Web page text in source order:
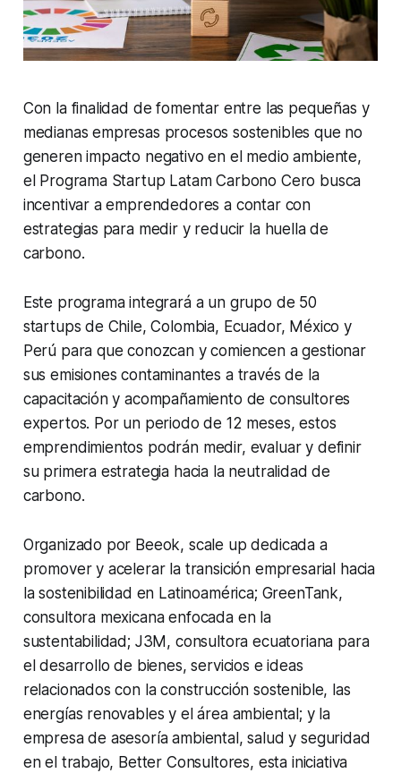
Con la finalidad de fomentar entre las pequeñas y
medianas empresas procesos sostenibles que no
generen impacto negativo en el medio ambiente,
el Programa Startup Latam Carbono Cero busca
incentivar a emprendedores a contar con
estrategias para medir y reducir la huella de
carbono.
Este programa integrará a un grupo de 50
startups de Chile, Colombia, Ecuador, México y
Perú para que conozcan y comiencen a gestionar
sus emisiones contaminantes a través de la
capacitación y acompañamiento de consultores
expertos. Por un periodo de 12 meses, estos
emprendimientos podrán medir, evaluar y definir
su primera estrategia hacia la neutralidad de
carbono.
Organizado por Beeok, scale up dedicada a
promover y acelerar la transición empresarial hacia
la sostenibilidad en Latinoamérica; GreenTank,
consultora mexicana enfocada en la
sustentabilidad; J3M, consultora ecuatoriana para
el desarrollo de bienes, servicios e ideas
relacionados con la construcción sostenible, las
energías renovables y el área ambiental; y la
empresa de asesoría ambiental, salud y seguridad
en el trabajo, Better Consultores, esta iniciativa